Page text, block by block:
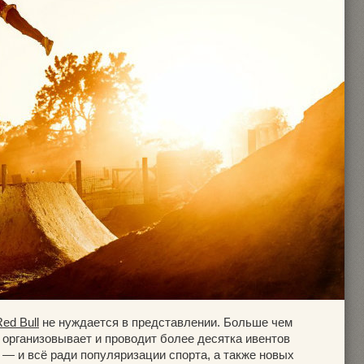
Bull не нуждается в представлении. Больше чем
и проводит более десятка ивентов
и всё ради популяризации спорта, а также новых